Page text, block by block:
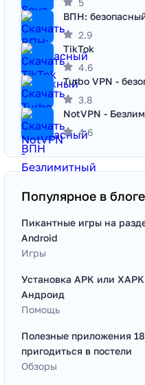
2.9
TikTok
4.6
Turbo VPN -
3.8
4.6
Популярное в блоге
Пикантные игры на
Android
Игры
Установка APK или
Андроид
Помощь
Полезные приложения
пригодиться в постели
Обзоры